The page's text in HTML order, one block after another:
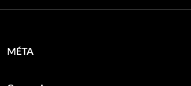
MÉTA